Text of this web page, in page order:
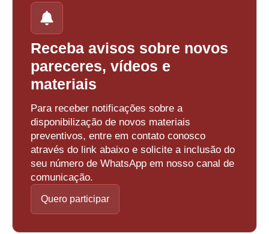
Receba avisos sobre novos
pareceres, vídeos e
materiais
Para receber notificações sobre a
disponibilização de novos materiais
preventivos, entre em contato conosco
através do link abaixo e solicite a inclusão do
seu número de WhatsApp em nosso canal de
comunicação.
Quero participar